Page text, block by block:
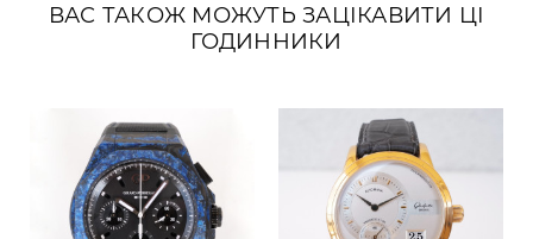
ВАС ТАКОЖ МОЖУТЬ ЗАЦІКАВИТИ ЦІ
ГОДИННИКИ